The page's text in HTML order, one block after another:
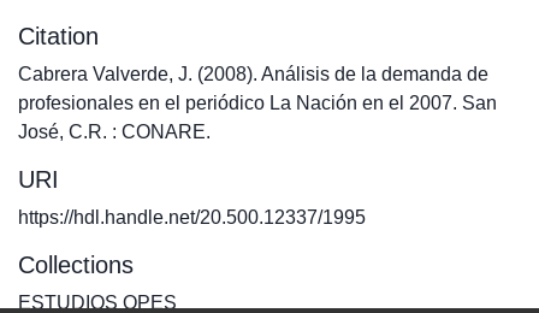
Citation
Cabrera Valverde, J. (2008). Análisis de la demanda de
profesionales en el periódico La Nación en el 2007. San
José, C.R. : CONARE.
URI
https://hdl.handle.net/20.500.12337/1995
Collections
ESTUDIOS OPES